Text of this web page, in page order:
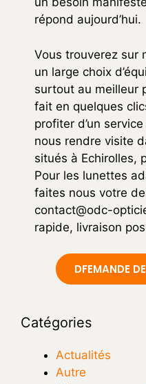
Catégories
Actualités
Autre
répond aujourd’hui.
Vous trouverez sur
un large choix
surtout au meilleur
fait en quelques
profiter d’un
nous rendre visite
situés à Echirolles,
Pour les lunettes
faites nous votre
contact@odc-
rapide, livraison
DFEMANDE